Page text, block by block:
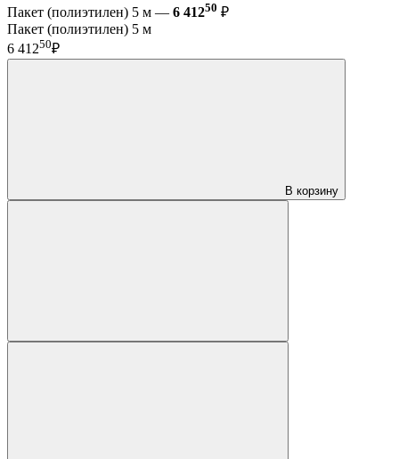
Пакет (полиэтилен) 5 м — 6 41250 ₽
Пакет (полиэтилен) 5 м
6 41250₽
В корзину